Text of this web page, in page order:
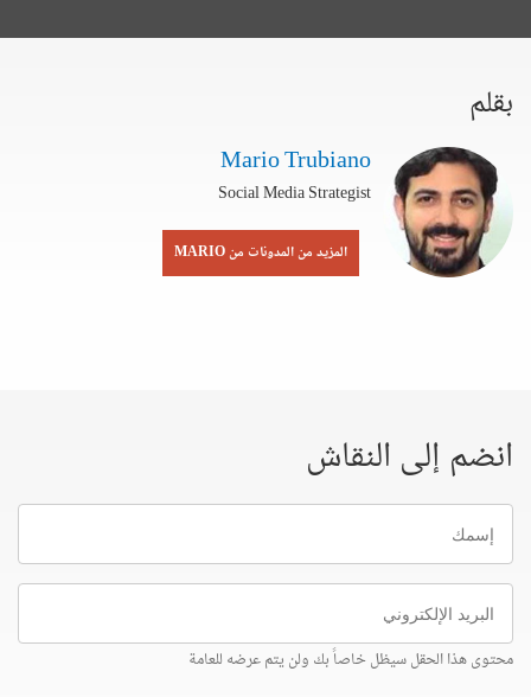
بقلم
Mario Trubiano
Social Media Strategist
المزيد من المدونات من MARIO
انضم إلى النقاش
إسمك
البريد
الإلكتروني
محتوى هذا الحقل سيظل خاصاً بك ولن يتم عرضه للعامة